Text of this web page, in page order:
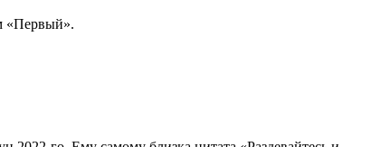
«Первый».